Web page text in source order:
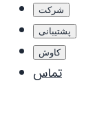
شرکت
پشتیبانی
کاوش
تماس